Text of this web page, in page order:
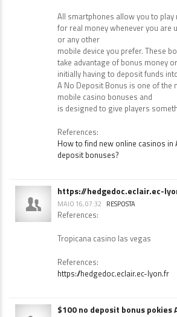
All smartphones allow you to
for real money whenever you are
or any other
mobile device you prefer. These
take advantage of bonus money
initially having to deposit funds
A No Deposit Bonus is one of the
mobile casino bonuses and
is designed to give players
References:
How to find new online casinos in
deposit bonuses?
https://hedgedoc.eclair.ec-
MAIO 16, 07:32 RESPOSTA
References:
Tropicana casino las vegas
References:
https://hedgedoc.eclair.ec-lyon.fr
$100 no deposit bonus pokies